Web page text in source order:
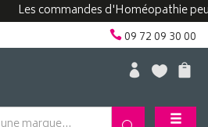
commandes d'Homéopathie
09 72 09 30 00